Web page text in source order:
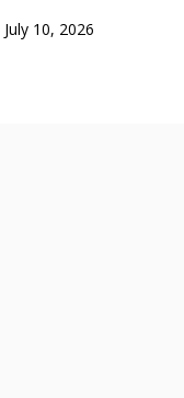
July 10, 2026